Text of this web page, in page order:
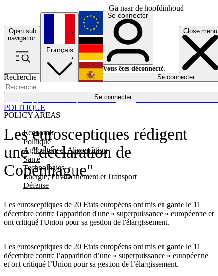
Ga naar de hoofdinhoud
Open sub
navigation
Close menu
Recherche
Se connecter
POLICY AREAS
Economie
Politique
Agriculture et Alimentation
Santé
Technologies
Energie, Environnement et Transport
Défense
Économie
Français
English
Deutsch
Español
Se connecter
Vous êtes déconnecté.
Se connecter
Les eurosceptiques rédigent
une "déclaration de
Copenhague"
Les eurosceptiques de 20 Etats européens ont mis en garde le 11
décembre contre l'apparition d'une « superpuissance » européenne et
ont critiqué l'Union pour sa gestion de l'élargissement.
POLITIQUE
Les eurosceptiques de 20 Etats européens ont mis en garde le 11
décembre contre l’apparition d’une « superpuissance » européenne
et ont critiqué l’Union pour sa gestion de l’élargissement.